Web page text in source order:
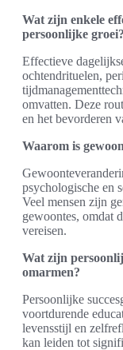
Wat zijn enkele
persoonlijke groei?
Effectieve
ochtendrituelen,
omvatten. Deze
en het bevorderen
Waarom is
psychologische en
Veel mensen zijn
gewoontes, omdat
vereisen.
Wat zijn
omarmen?
Persoonlijke
voortdurende
levensstijl en
kan leiden tot